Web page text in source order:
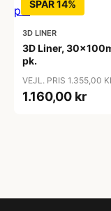
SPAR 14%
3D LINER
3D Liner,
pk.
VEJL. PRIS 1.355,00
1.160,00 kr